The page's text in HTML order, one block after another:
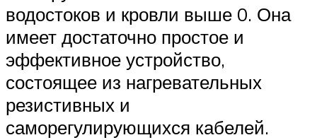
водостоков и кровли выше 0. Она
имеет достаточно простое и
эффективное устройство,
состоящее из нагревательных
резистивных и
саморегулирующихся кабелей.